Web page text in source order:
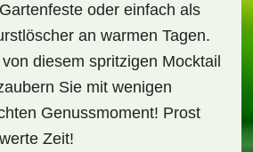
oder einfach als
an warmen Tagen.
diesem spritzigen Mocktail
Sie mit wenigen
Genussmoment! Prost
Zeit!